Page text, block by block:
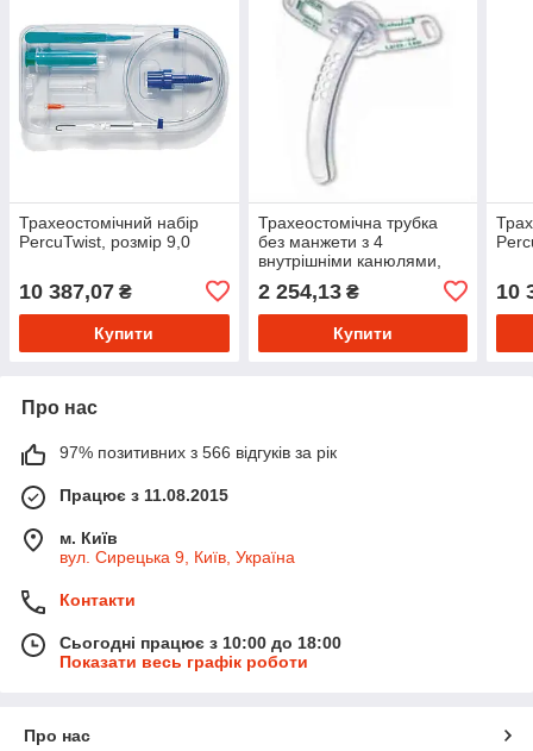
Трахеостомічний набір
PercuTwist, розмір 9,0
10 387,07 ₴
Купити
Трахеостомічна трубка
без манжети з 4
внутрішніми канюлями,
2 254,13₴
Купити
10
Про нас
97% позитивних з 566 відгуків за рік
Працює з 11.08.2015
м. Київ
вул. Сирецька 9, Київ, Україна
Контакти
Сьогодні працює з 10:00 до 18:00
Показати весь графік роботи
Про нас